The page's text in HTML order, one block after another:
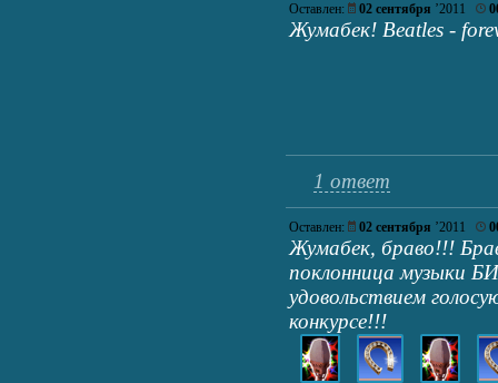
Оставлен: 02 сентября ’2011
Жумабек! Beatles -
1 ответ
Оставлен: 02 сентября ’2011
Жумабек, браво!!!
поклонница музыки
удовольствием
конкурсе!!!